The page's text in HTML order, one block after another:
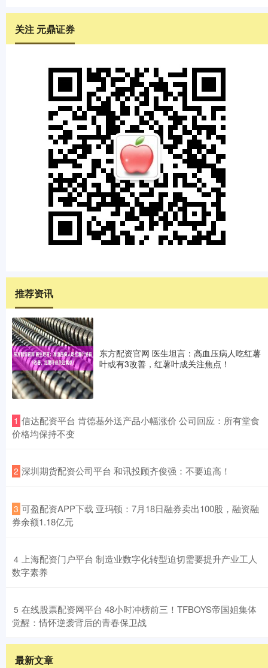
关注 元鼎证券
推荐资讯
东方配资官网 医生坦言：高血压病人吃红薯
叶或有3改善，红薯叶成关注焦点！
1 ​信达配资平台 肯德基外送产品小幅涨价 公司回应：所有堂食
价格均保持不变
2 ​深圳期货配资公司平台 和讯投顾齐俊强：不要追高！
3 ​可盈配资APP下载 亚玛顿：7月18日融券卖出100股，融资融
券余额1.18亿元
4 ​上海配资门户平台 制造业数字化转型迫切需要提升产业工人
数字素养
5 ​在线股票配资网平台 48小时冲榜前三！TFBOYS帝国姐集体
觉醒：情怀逆袭背后的青春保卫战
最新文章